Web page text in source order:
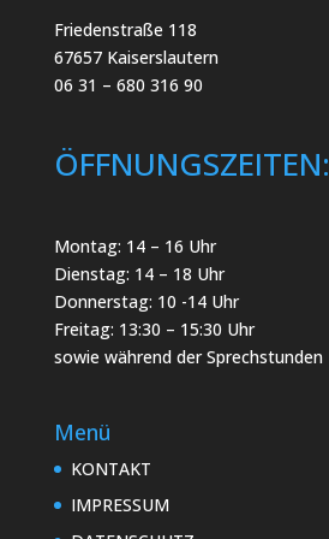
Friedenstraße 118
67657 Kaiserslautern
06 31 – 680 316 90
ÖFFNUNGSZEITEN:
Montag: 14 – 16 Uhr
Dienstag: 14 – 18 Uhr
Donnerstag: 10 -14 Uhr
Freitag: 13:30 – 15:30 Uhr
sowie während der Sprechstunden
Menü
KONTAKT
IMPRESSUM